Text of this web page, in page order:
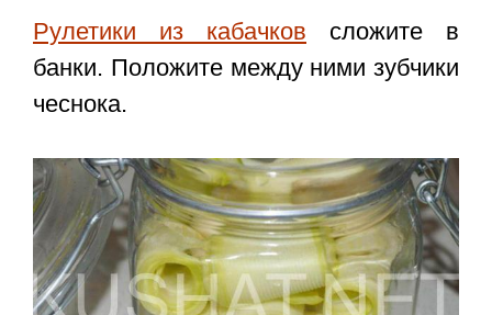
Рулетики из кабачков сложите в
банки. Положите между ними зубчики
чеснока.